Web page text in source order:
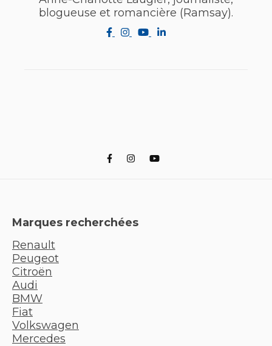
blogueuse et romancière (Ramsay).
Marques recherchées
Renault
Peugeot
Citroën
Audi
BMW
Fiat
Volkswagen
Mercedes